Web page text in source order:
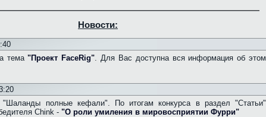
Новости:
тема"Проект FaceRig". Для Вас доступна вся информация об этом
"Шаланды полные кефали". По итогам конкурса в раздел "Статьи"
Chink - "О роли умиления в мировосприятии Фурри"